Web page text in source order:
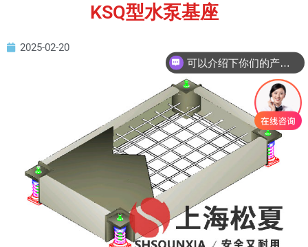
KSQ型水泵基座
2025-02-20
可以介绍下你们的产品么？